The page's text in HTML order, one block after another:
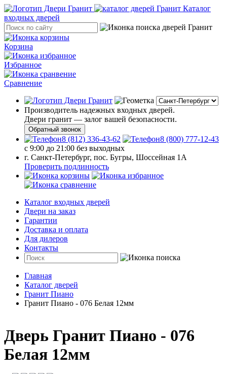
Каталог
входных дверей
Корзина
Избранное
Сравнение
Производитель надежных входных дверей.
Двери гранит — залог вашей безопасности.
Обратный звонок
8 (812) 336-43-62
8 (800) 777-12-43
с 9:00 до 21:00 без выходных
г. Санкт-Петербург, пос. Бугры, Шоссейная 1А
Проверить подлинность
Каталог входных дверей
Двери на заказ
Гарантии
Доставка и оплата
Для дилеров
Контакты
Главная
Каталог дверей
Гранит Пиано
Гранит Пиано - 076 Белая 12мм
Дверь Гранит Пиано - 076
Белая 12мм